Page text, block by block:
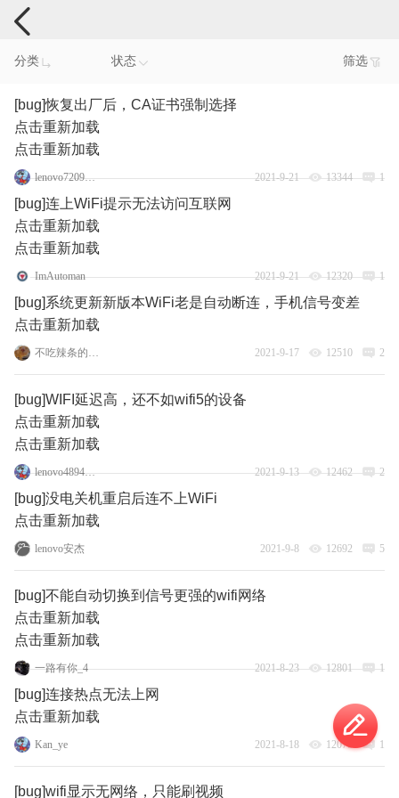
手机反馈
分类 状态 筛选
[bug]恢复出厂后，CA证书强制选择
点击重新加载
点击重新加载
lenovo72096073 2021-9-21 13344 1
[bug]连上WiFi提示无法访问互联网
点击重新加载
点击重新加载
ImAutoman 2021-9-21 12320 1
[bug]系统更新新版本WiFi老是自动断连，手机信号变差
点击重新加载
不吃辣条的熲熲君 2021-9-17 12510 2
[bug]WIFI延迟高，还不如wifi5的设备
点击重新加载
点击重新加载
lenovo48948118 2021-9-13 12462 2
[bug]没电关机重启后连不上WiFi
点击重新加载
lenovo安杰 2021-9-8 12692 5
[bug]不能自动切换到信号更强的wifi网络
点击重新加载
点击重新加载
一路有你_4 2021-8-23 12801 1
[bug]连接热点无法上网
点击重新加载
Kan_ye 2021-8-18 12078 1
[bug]wifi显示无网络，只能刷视频